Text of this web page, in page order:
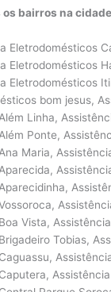
bairros na
Jardim Betânia, Assistência técnica Eletrodomésticos Jardim Boa Esperança, Assistência técnica Eletrodomésticos Jardim Bonsucesso, Assistência técnica Eletrodomésticos Jardim Botucatu, Assistência técnica Eletrodomésticos Jardim Brasilândia, Assistência técnica Eletrodomésticos Jardim Califórnia, Assistência técnica Eletrodomésticos Jardim Camila, Assistência técnica Eletrodomésticos Jardim Campos do Conde II, Assistência técnica Eletrodomésticos Jardim Capitão, Assistência técnica Eletrodomésticos Jardim Carolina, Assistência técnica Eletrodomésticos Jardim Casa Branca, Assistência técnica Eletrodomésticos Jardim Celeste, Assistência técnica Eletrodomésticos Jardim Constantino Matucci, Assistência técnica Eletrodomésticos Jardim Copaíba, Assistência técnica Eletrodomésticos Jardim Cruzeiro do Sul, Assistência técnica Eletrodomésticos Jardim das Acácias, Assistência técnica Eletrodomésticos Jardim das Azaléias, Assistência técnica Eletrodomésticos Jardim das Estrelas, Assistência técnica Eletrodomésticos Jardim das Flores, Assistência técnica Eletrodomésticos Jardim das Magnólias, Assistência técnica Eletrodomésticos Jardim do Carmo, Assistência técnica Eletrodomésticos Jardim do Paço, Assistência técnica Eletrodomésticos Jardim do Sol, Assistência técnica Eletrodomésticos Jardim Dois Corações, Assistência técnica Eletrodomésticos Jardim dos Estados, Assistência técnica Eletrodomésticos Jardim dos Pássaros, Assistência técnica Eletrodomésticos Jardim Eden Ville, Assistência técnica Eletrodomésticos Jardim Edgar Marques, Assistência técnica Eletrodomésticos Jardim Eliana, Assistência técnica Eletrodomésticos Jardim Eltonville, Assistência técnica Eletrodomésticos Jardim Embaixador, Assistência técnica Eletrodomésticos Jardim Emília, Assistência técnica Eletrodomésticos Jardim Eucalíptos, Assistência técnica Eletrodomésticos Jardim Europa, Assistência técnica Eletrodomésticos Jardim Excelsior, Assistência técnica Eletrodomésticos Jardim Faculdade, Assistência técnica Eletrodomésticos Jardim Ferreira, Assistência técnica Eletrodomésticos Jardim Flamboyant, Assistência técnica Eletrodomésticos Jardim Francini, Assistência técnica Eletrodomésticos Jardim Germiniani, Assistência técnica Eletrodomésticos Jardim Golden Park Residencial, Assistência técnica Eletrodomésticos Jardim Gonçalves, Assistência técnica Eletrodomésticos Jardim Gramados de Sorocaba, Assistência técnica Eletrodomésticos Jardim Guadalajara, Assistência técnica Eletrodomésticos Jardim Guadalupe, Assistência técnica Eletrodomésticos Jardim Guaíba, Assistência técnica Eletrodomésticos Jardim Guarujá, Assistência técnica Eletrodomésticos Jardim Gutierres, Assistência técnica Eletrodomésticos Jardim Harmonia, Assistência técnica Eletrodomésticos Jardim Helena Cristina, Assistência técnica Eletrodomésticos Jardim Henrique, Assistência técnica Eletrodomésticos Assistência técnica Eletrodomésticos Jardim Horizonte, Assistência técnica Eletrodomésticos Jardim Humberto de Campos, Assistência técnica Eletrodomésticos Jardim Hungares, Assistência técnica Eletrodomésticos Jardim Ibiti do Paço, Assistência técnica Eletrodomésticos Jardim Imperial, Assistência técnica Eletrodomésticos Jardim Ipanema, Assistência técnica Eletrodomésticos Jardim Ipê, Assistência técnica Eletrodomésticos Jardim Isaura, Assistência técnica Eletrodomésticos Jardim Itália, Assistência técnica Eletrodomésticos Jardim Itanguá, Assistência técnica Eletrodomésticos Jardim